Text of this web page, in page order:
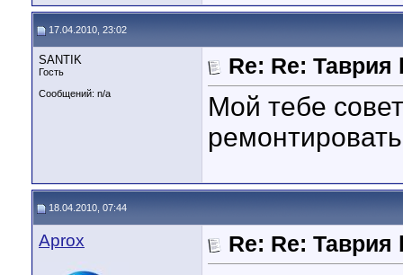
17.04.2010, 23:02
SANTIK
Гость
Сообщений: n/a
Re: Re: Таврия
Мой тебе
18.04.2010, 07:44
Aprox
Re: Re: Таврия